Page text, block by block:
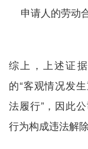
申请人的劳动
综上，上述证
的“客观情况发
法履行”，因此
行为构成违法解除